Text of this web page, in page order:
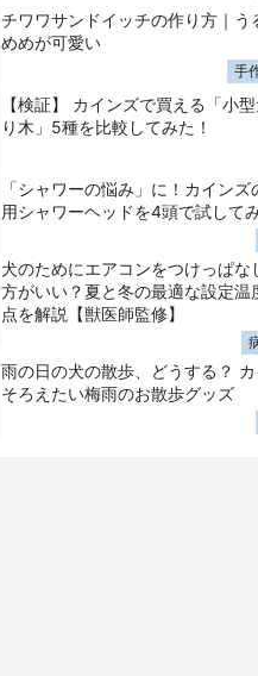
チワワサンドイッチの作り方｜う
めめが可愛い
手
【検証】 カインズで買える「小
り木」5種を比較してみた！
「シャワーの悩み」に！カインズ
用シャワーヘッドを4頭で試して
犬のためにエアコンをつけっぱな
方がいい？夏と冬の最適な設定温
点を解説【獣医師監修】
雨の日の犬の散歩、どうする？
そろえたい梅雨のお散歩グッズ